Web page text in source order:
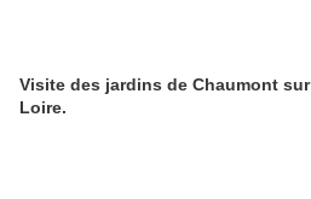
Visite des jardins de Chaumont sur
Loire.